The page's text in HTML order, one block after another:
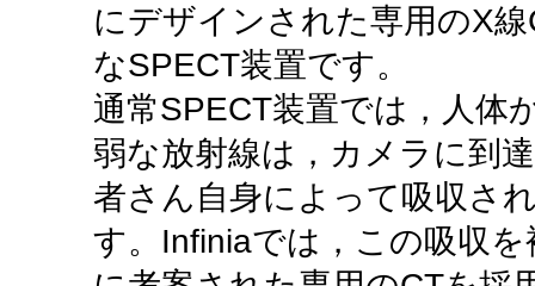
にデザインされた専用のX
なSPECT装置です。
通常SPECT装置では，人体
弱な放射線は，カメラに到
者さん自身によって吸収さ
す。Infiniaでは，この吸収